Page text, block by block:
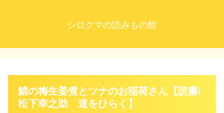
シロクマの読みもの館
鯖の梅生姜煮とツナのお稲荷さん【読書/
松下幸之助 道をひらく】